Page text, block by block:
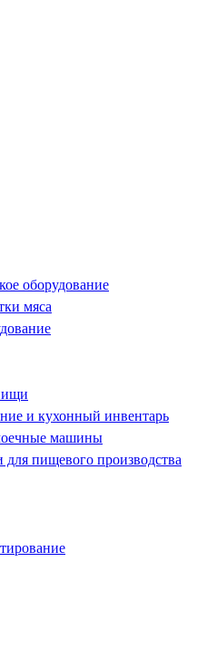
оборудование
мяса
и кухонный инвентарь
машины
пищевого производства